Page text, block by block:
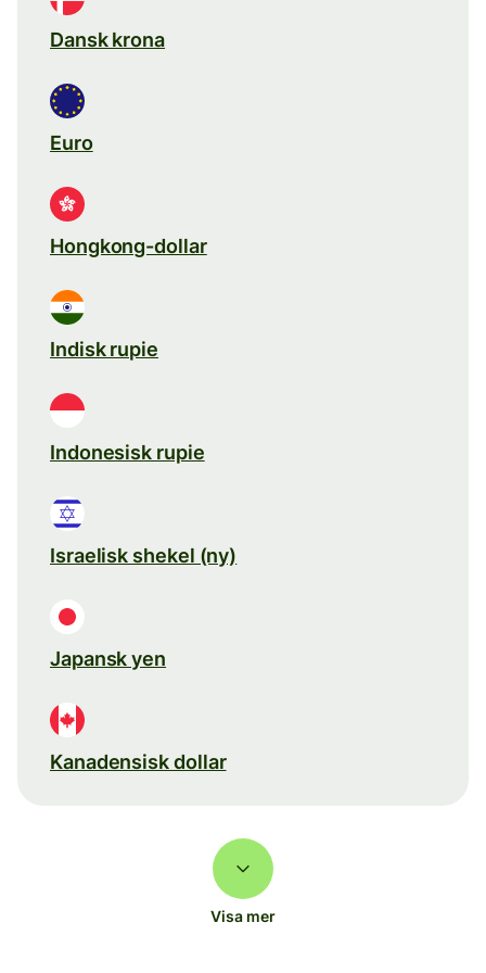
Dansk krona
Euro
Hongkong-dollar
Indisk rupie
Indonesisk rupie
Israelisk shekel (ny)
Japansk yen
Kanadensisk dollar
Visa mer